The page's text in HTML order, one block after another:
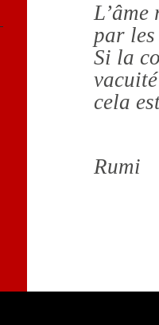
L’âme
par
Si la
cela
Rumi